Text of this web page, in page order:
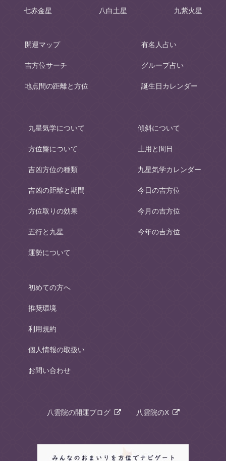
七赤金星 八白土星 九紫火星
開運マップ
吉方位サーチ
地点間の距離と方位
有名人占い
グループ占い
誕生日カレンダー
九星気学について
方位盤について
吉凶方位の種類
吉凶の距離と期間
方位取りの効果
五行と九星
運勢について
傾斜について
土用と間日
九星気学カレンダー
今日の吉方位
今月の吉方位
今年の吉方位
初めての方へ
推奨環境
利用規約
個人情報の取扱い
お問い合わせ
八雲院の開運ブログ 八雲院のX